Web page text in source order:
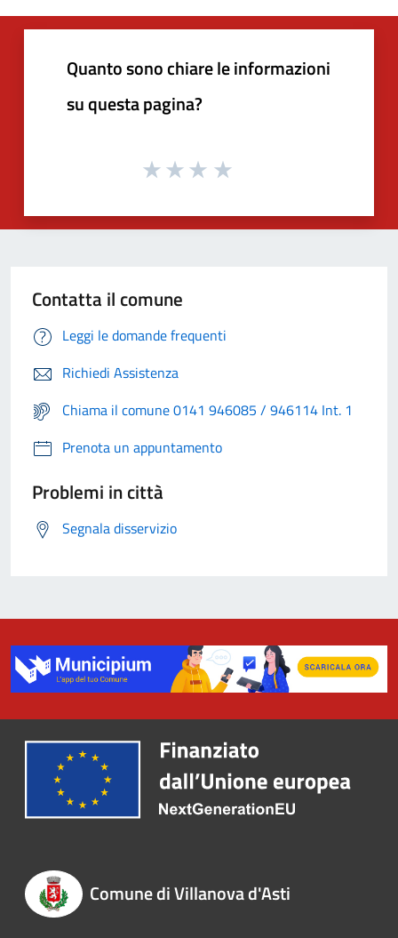
Quanto sono chiare le informazioni
su questa pagina?
Contatta il comune
Leggi le domande frequenti
Richiedi Assistenza
Chiama il comune 0141 946085 / 946114 Int. 1
Prenota un appuntamento
Problemi in città
Segnala disservizio
Comune di Villanova d'Asti